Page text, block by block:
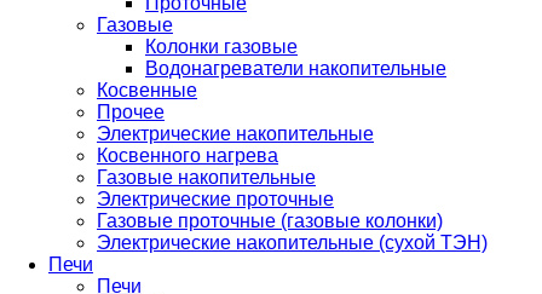
Газовые
Колонки газовые
Водонагреватели накопительные
Косвенные
Прочее
Электрические накопительные
Косвенного нагрева
Газовые накопительные
Электрические проточные
Газовые проточные (газовые колонки)
Электрические накопительные (сухой ТЭН)
Печи
Печи